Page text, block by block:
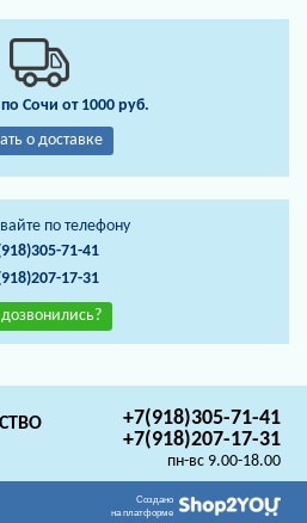
Сочи от 1000 руб.
о доставке
по телефону
71-41
17-31
+7(918)305-71-41
+7(918)207-17-31
пн-вс 9.00-18.00
Создано
на платформе